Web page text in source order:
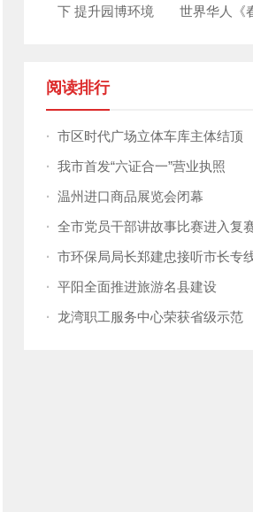
下 提升园博环境
世界华人《
阅读排行
· 市区时代广场立体车库主体结顶
· 我市首发“六证合一”营业执照
· 温州进口商品展览会闭幕
· 全市党员干部讲故事比赛进入复
· 市环保局局长郑建忠接听市长专
· 平阳全面推进旅游名县建设
· 龙湾职工服务中心荣获省级示范